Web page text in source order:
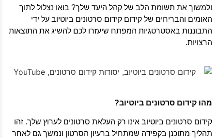
ולמשוך את תשומת הלב של קהל היעד שלך? בואו נצלול לתוך
האומים והבריחים של קידום קידום סרטונים ביוטיוב על ידי
התבוננות באסטרטגיות המפתח שיעזרו לכם להשיג את התוצאות
הרצויות.
מהו קידום סרטונים ביוטיוב?
קידום סרטונים ביוטיוב אינו רק העלאת סרטונים לערוץ שלך. זהו
תהליך מתוכנן בקפידה שמתחיל ברעיון הסרטון ונמשך גם לאחר